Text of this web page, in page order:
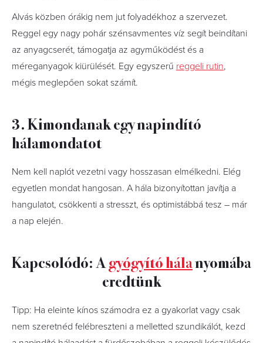
Alvás közben órákig nem jut folyadékhoz a szervezet.
Reggel egy nagy pohár szénsavmentes víz segít beindítani
az anyagcserét, támogatja az agyműködést és a
méreganyagok kiürülését. Egy egyszerű reggeli rutin,
mégis meglepően sokat számít.
3. Kimondanak egy napindító
hálamondatot
Nem kell naplót vezetni vagy hosszasan elmélkedni. Elég
egyetlen mondat hangosan. A hála bizonyítottan javítja a
hangulatot, csökkenti a stresszt, és optimistábbá tesz – már
a nap elején.
Kapcsolódó: Agyógyító hálanyomába
eredtünk
Tipp: Ha eleinte kínos számodra ez a gyakorlat vagy csak
nem szeretnéd felébreszteni a melletted szundikálót, kezd